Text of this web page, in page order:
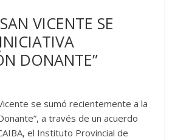
VICENTE SE
DONANTE”
se sumó recientemente a la
a través de un acuerdo
el Instituto Provincial de